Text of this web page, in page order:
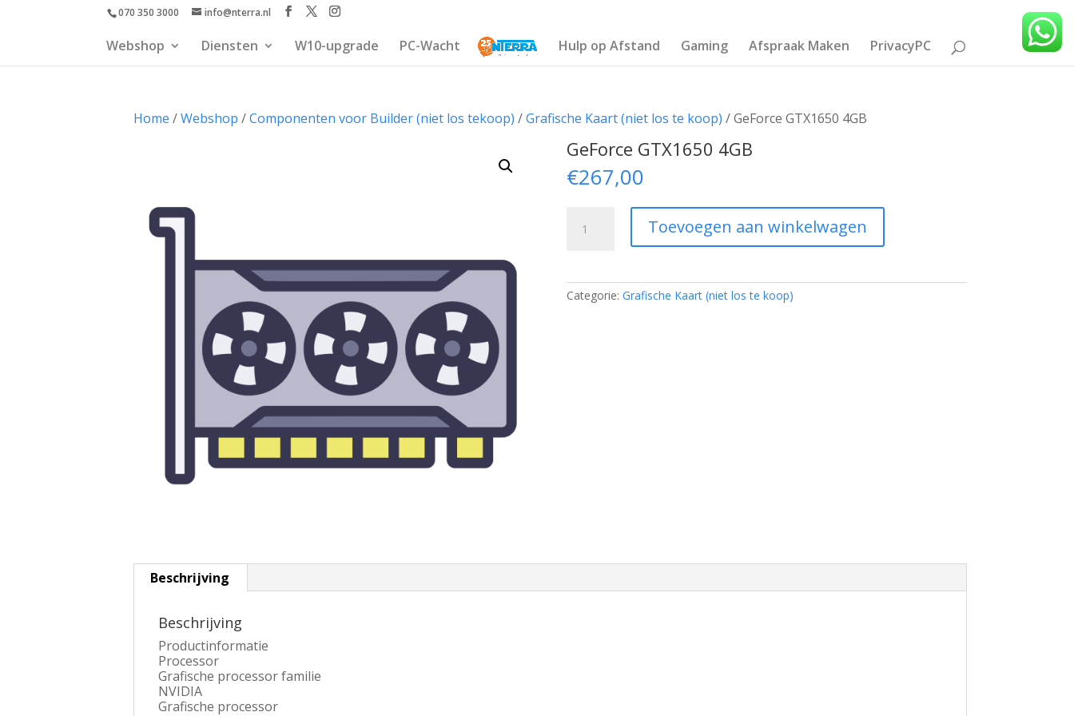
070 350 3000 info@nterra.nl
Webshop Diensten W10-upgrade PC-Wacht Hulp op Afstand Gaming Afspraak Maken PrivacyPC
Home /Webshop /Componenten voor Builder (niet los tekoop) /Grafische Kaart (niet los te koop) / GeForce GTX1650 4GB
GeForce GTX1650 4GB
€267,00
GTX1650
Toevoegen aan winkelwagen
Categorie: Grafische Kaart (niet los te koop)
Beschrijving
Beschrijving
Productinformatie
Processor
Grafische processor familie
NVIDIA
Grafische processor